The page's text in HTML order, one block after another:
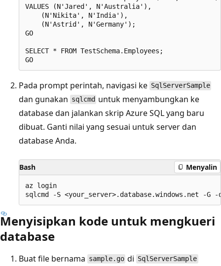
VALUES (N'Jared', N'Australia'),
    (N'Nikita', N'India'),
    (N'Astrid', N'Germany');
GO
SELECT * FROM TestSchema.Employees;
Pada prompt perintah, navigasi ke SqlServerSample
dan gunakan sqlcmd untuk menyambungkan ke
database dan jalankan skrip Azure SQL yang baru
dibuat. Ganti nilai yang sesuai untuk server dan
database Anda.
Bash Menyalin
az login
Menyisipkan kode untuk mengkueri
database
Buat file bernama sample.go di SqlServerSample